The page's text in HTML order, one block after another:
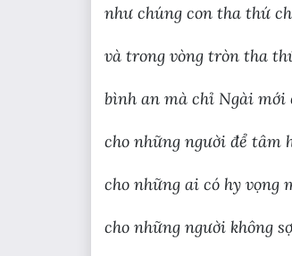
như chúng con tha thứ
và trong vòng tròn tha
bình an mà chỉ Ngài mới
cho những người để tâm
cho những ai có hy vọng
cho những người không